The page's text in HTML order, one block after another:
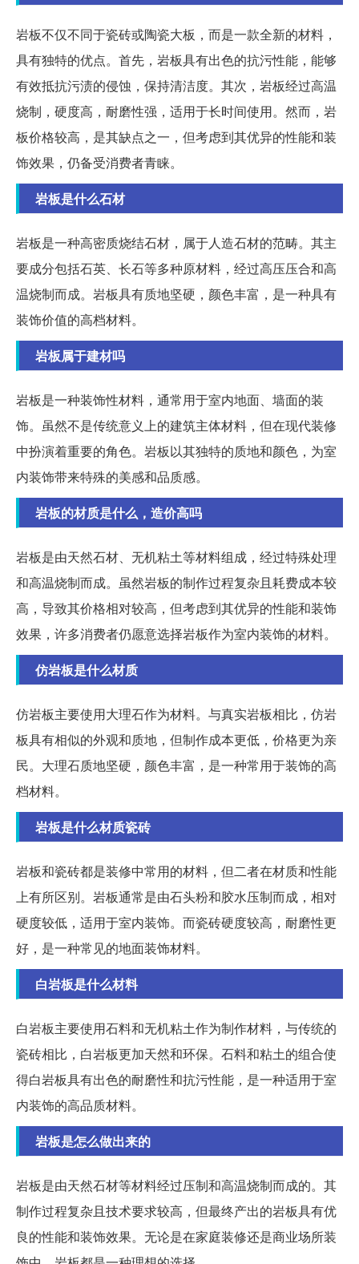
岩板不仅不同于瓷砖或陶瓷大板，而是一款全新的材料，
具有独特的优点。首先，岩板具有出色的抗污性能，能够
有效抵抗污渍的侵蚀，保持清洁度。其次，岩板经过高温
烧制，硬度高，耐磨性强，适用于长时间使用。然而，岩
板价格较高，是其缺点之一，但考虑到其优异的性能和装
饰效果，仍备受消费者青睐。
岩板是什么石材
岩板是一种高密质烧结石材，属于人造石材的范畴。其主
要成分包括石英、长石等多种原材料，经过高压压合和高
温烧制而成。岩板具有质地坚硬，颜色丰富，是一种具有
装饰价值的高档材料。
岩板属于建材吗
岩板是一种装饰性材料，通常用于室内地面、墙面的装
饰。虽然不是传统意义上的建筑主体材料，但在现代装修
中扮演着重要的角色。岩板以其独特的质地和颜色，为室
内装饰带来特殊的美感和品质感。
岩板的材质是什么，造价高吗
岩板是由天然石材、无机粘土等材料组成，经过特殊处理
和高温烧制而成。虽然岩板的制作过程复杂且耗费成本较
高，导致其价格相对较高，但考虑到其优异的性能和装饰
效果，许多消费者仍愿意选择岩板作为室内装饰的材料。
仿岩板是什么材质
仿岩板主要使用大理石作为材料。与真实岩板相比，仿岩
板具有相似的外观和质地，但制作成本更低，价格更为亲
民。大理石质地坚硬，颜色丰富，是一种常用于装饰的高
档材料。
岩板是什么材质瓷砖
岩板和瓷砖都是装修中常用的材料，但二者在材质和性能
上有所区别。岩板通常是由石头粉和胶水压制而成，相对
硬度较低，适用于室内装饰。而瓷砖硬度较高，耐磨性更
好，是一种常见的地面装饰材料。
白岩板是什么材料
白岩板主要使用石料和无机粘土作为制作材料，与传统的
瓷砖相比，白岩板更加天然和环保。石料和粘土的组合使
得白岩板具有出色的耐磨性和抗污性能，是一种适用于室
内装饰的高品质材料。
岩板是怎么做出来的
岩板是由天然石材等材料经过压制和高温烧制而成的。其
制作过程复杂且技术要求较高，但最终产出的岩板具有优
良的性能和装饰效果。无论是在家庭装修还是商业场所装